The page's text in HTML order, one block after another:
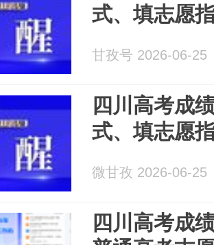
式、填志愿
甘孜号 2026-06-25
四川高考成
式、填志愿
微甘孜 2026-06-25
四川高考成